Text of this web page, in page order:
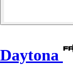
Daytona